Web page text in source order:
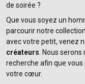
de soirée ?
Que vous soyez un
parcourir notre
avec votre petit, venez
créateurs. Nous
recherche afin que
votre cœur.